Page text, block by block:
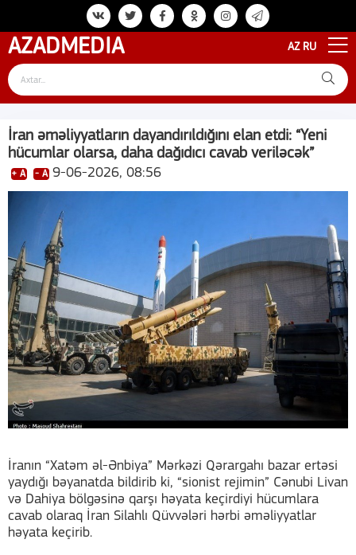
AZADMEDIA AZ RU
İran əməliyyatların dayandırıldığını elan etdi: “Yeni
hücumlar olarsa, daha dağıdıcı cavab veriləcək”
+ A - A 9-06-2026, 08:56
İranın “Xatəm əl-Ənbiya” Mərkəzi Qərargahı bazar ertəsi
yaydığı bəyanatda bildirib ki, “sionist rejimin” Cənubi Livan
və Dahiya bölgəsinə qarşı həyata keçirdiyi hücumlara
cavab olaraq İran Silahlı Qüvvələri hərbi əməliyyatlar
həyata keçirib.